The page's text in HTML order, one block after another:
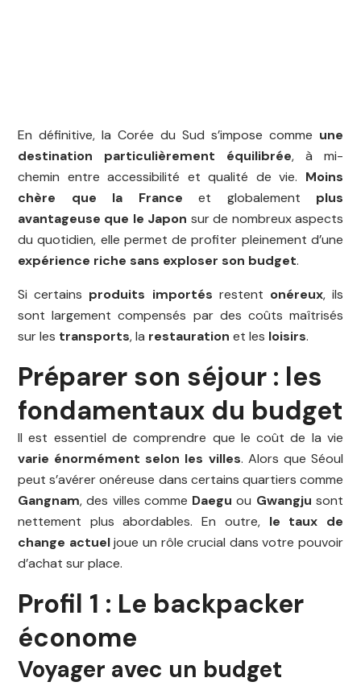
En définitive, la Corée du Sud s’impose comme une
destination particulièrement équilibrée, à mi-
chemin entre accessibilité et qualité de vie. Moins
chère que la France et globalement plus
avantageuse que le Japon sur de nombreux aspects
du quotidien, elle permet de profiter pleinement d’une
expérience riche sans exploser son budget.
Si certains produits importés restent onéreux, ils
sont largement compensés par des coûts maîtrisés
sur les transports, la restauration et les loisirs.
Préparer son séjour : les
fondamentaux du budget
Il est essentiel de comprendre que le coût de la vie
varie énormément selon les villes. Alors que Séoul
peut s’avérer onéreuse dans certains quartiers comme
Gangnam, des villes comme Daegu ou Gwangju sont
nettement plus abordables. En outre,le taux de
change actueljoue un rôle crucial dans votre pouvoir
d’achat sur place.
Profil 1 : Le backpacker
économe
Voyager avec un budget